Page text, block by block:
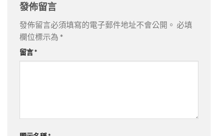
發佈留言
發佈留言必須填寫的電子郵件地址不會公開。 必填
欄位標示為 *
留言*